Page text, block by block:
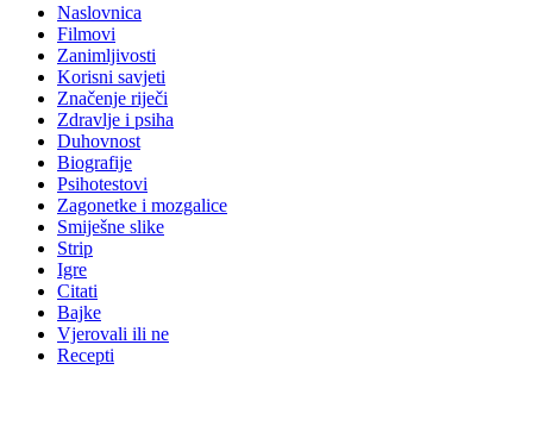
Naslovnica
Filmovi
Zanimljivosti
Korisni savjeti
Značenje riječi
Zdravlje i psiha
Duhovnost
Biografije
Psihotestovi
Zagonetke i mozgalice
Smiješne slike
Strip
Igre
Citati
Bajke
Vjerovali ili ne
Recepti